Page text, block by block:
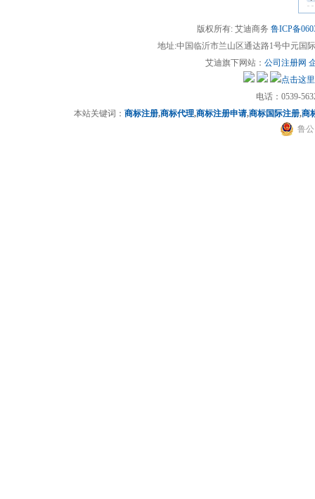
版权所有: 艾迪商务 鲁ICP备
地址:中国临沂市兰山区通达路1号中元国
艾迪旗下网站： 公司注册网
电话：0539-
本站关键词： 商标注册,商标代理,商标注册申请,商标国际注册,商
鲁公